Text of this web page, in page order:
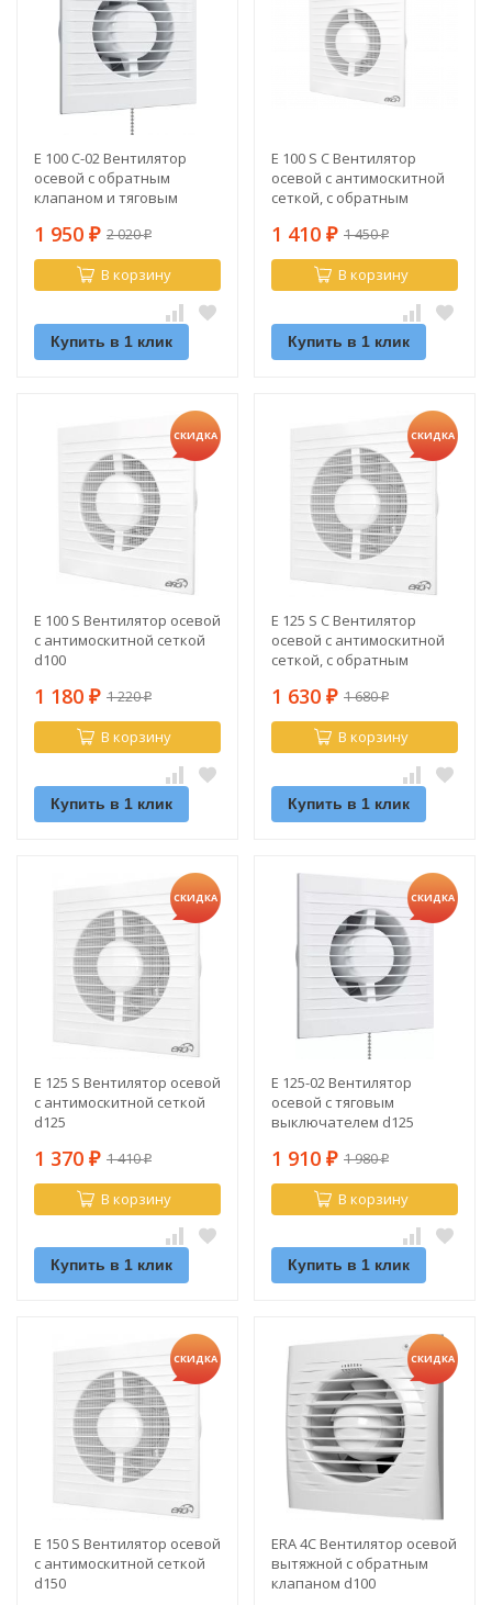
E 100 C-02 Вентилятор
осевой с обратным
клапаном и тяговым
1 950 ₽ 2 020₽
В корзину
Купить в 1 клик
E 100 S C Вентилятор
осевой с антимоскитной
сеткой, с обратным
1 410 ₽ 1 450₽
В корзину
Купить в 1 клик
СКИДКА
E 100 S Вентилятор осевой
с антимоскитной сеткой
d100
1 180 ₽ 1 220₽
В корзину
Купить в 1 клик
СКИДКА
E 125 S C Вентилятор
осевой с антимоскитной
сеткой, с обратным
1 630 ₽ 1 680₽
В корзину
Купить в 1 клик
СКИДКА
E 125 S Вентилятор осевой
с антимоскитной сеткой
d125
1 370 ₽ 1 410₽
В корзину
Купить в 1 клик
СКИДКА
E 125-02 Вентилятор
осевой с тяговым
выключателем d125
1 910 ₽ 1 980₽
В корзину
Купить в 1 клик
СКИДКА
E 150 S Вентилятор осевой
с антимоскитной сеткой
d150
СКИДКА
ERA 4C Вентилятор осевой
вытяжной с обратным
клапаном d100